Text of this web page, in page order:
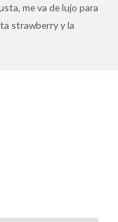
me va de lujo para
strawberry y la